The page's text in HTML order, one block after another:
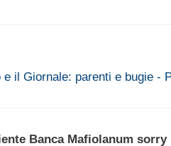
e il Giornale: parenti e bugie -
Banca Mafiolanum